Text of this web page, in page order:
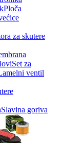
Ploča
Set za
ventil
Slavina goriva